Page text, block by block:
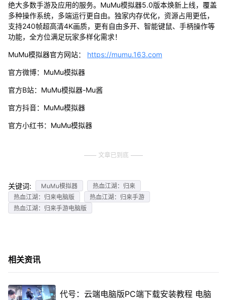
绝大多数手游及应用的服务。MuMu模拟器5.0版本焕新上线，覆盖
多种操作系统，多端运行更自由。独家内存优化，资源占用更低，
支持240帧超高清4K画质，更有自由多开、智能键鼠、手柄操作等
功能，全方位满足玩家多样化需求！
MuMu模拟器官方网站： https://mumu.163.com
官方微博：MuMu模拟器
官方B站：MuMu模拟器-Mu酱
官方抖音：MuMu模拟器
官方小红书：MuMu模拟器
文章已到底
关键词: MuMu模拟器
热血江湖：归来
热血江湖：归来电脑版
热血江湖：归来手游
热血江湖：归来手游电脑版
相关资讯
代号：云端电脑版PC端下载安装教程 电脑